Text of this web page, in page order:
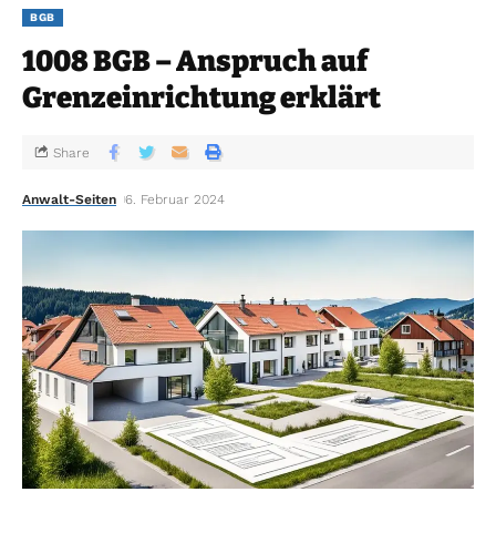
BGB
1008 BGB – Anspruch auf
Grenzeinrichtung erklärt
Anwalt-Seiten 6. Februar 2024
Share